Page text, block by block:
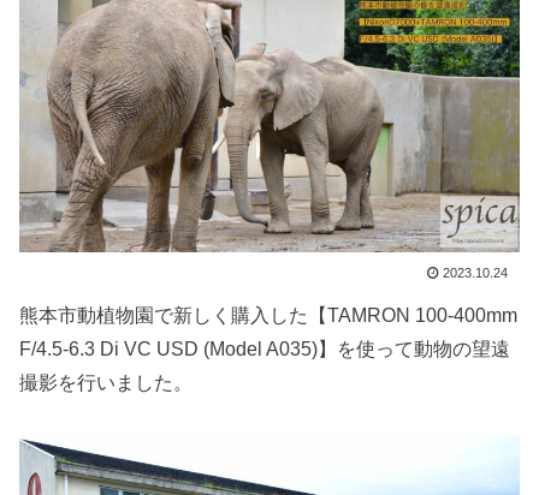
2023.10.24
熊本市動植物園で新しく購入した【TAMRON 100-400mm
F/4.5-6.3 Di VC USD (Model A035)】を使って動物の望遠
撮影を行いました。